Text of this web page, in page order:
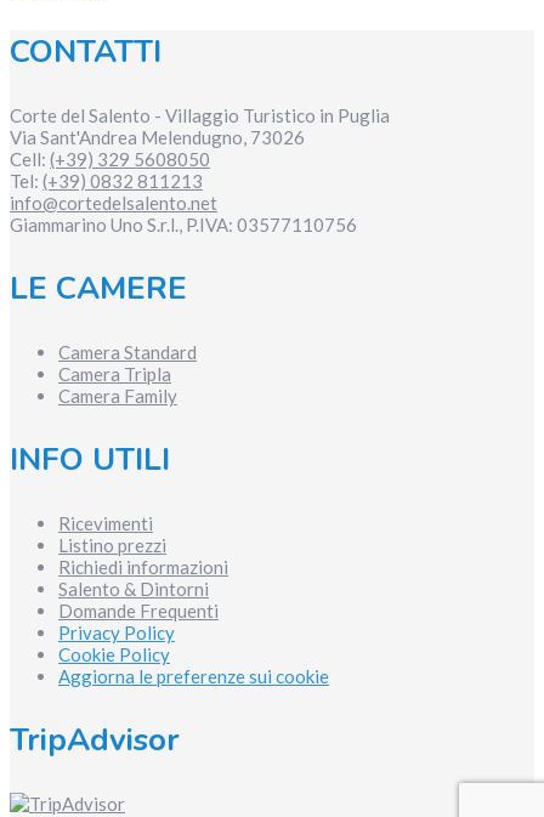
CONTATTI
Corte del Salento - Villaggio Turistico in Puglia
Via Sant'Andrea Melendugno, 73026
Cell: (+39) 329 5608050
Tel: (+39) 0832 811213
info@cortedelsalento.net
Giammarino Uno S.r.l., P.IVA: 03577110756
LE CAMERE
Camera Standard
Camera Tripla
Camera Family
INFO UTILI
Ricevimenti
Listino prezzi
Richiedi informazioni
Salento & Dintorni
Domande Frequenti
Privacy Policy
Cookie Policy
Aggiorna le preferenze sui cookie
TripAdvisor